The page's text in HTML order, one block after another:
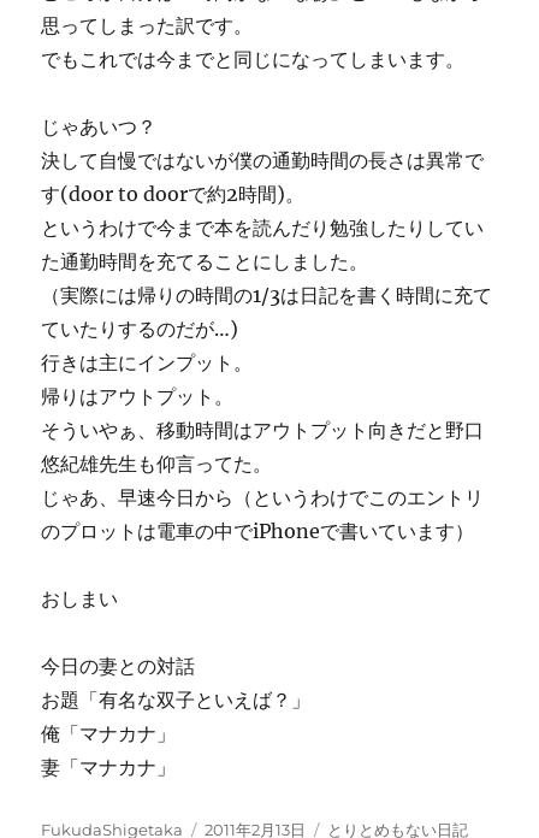
思ってしまった訳です。
でもこれでは今までと同じになってしまいます。
じゃあいつ？
決して自慢ではないが僕の通勤時間の長さは異常で
す(door to doorで約2時間)。
というわけで今まで本を読んだり勉強したりしてい
た通勤時間を充てることにしました。
（実際には帰りの時間の1/3は日記を書く時間に充て
ていたりするのだが…)
行きは主にインプット。
帰りはアウトプット。
そういやぁ、移動時間はアウトプット向きだと野口
悠紀雄先生も仰言ってた。
じゃあ、早速今日から（というわけでこのエントリ
のプロットは電車の中でiPhoneで書いています）
おしまい
今日の妻との対話
お題「有名な双子といえば？」
俺「マナカナ」
妻「マナカナ」
投
FukudaShigetaka
投
2011年2月13日
カ
とりとめもない日記